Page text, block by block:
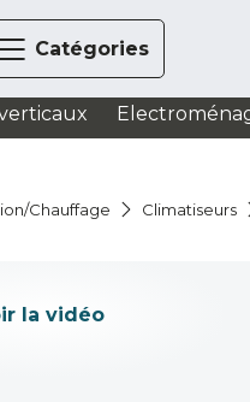
Catégories
Chauffage Climatiseurs
la vidéo